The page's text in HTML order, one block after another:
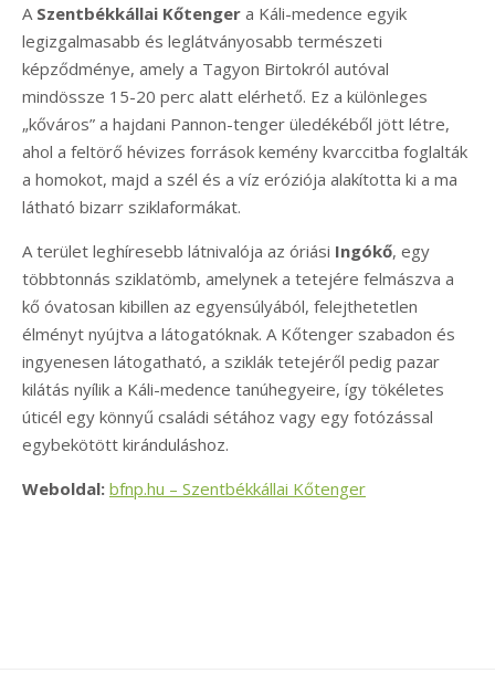
A Szentbékkállai Kőtenger a Káli-medence egyik
legizgalmasabb és leglátványosabb természeti
képződménye, amely a Tagyon Birtokról autóval
mindössze 15-20 perc alatt elérhető. Ez a különleges
„kőváros” a hajdani Pannon-tenger üledékéből jött létre,
ahol a feltörő hévizes források kemény kvarccitba foglalták
a homokot, majd a szél és a víz eróziója alakította ki a ma
látható bizarr sziklaformákat.
A terület leghíresebb látnivalója az óriási Ingókő, egy
többtonnás sziklatömb, amelynek a tetejére felmászva a
kő óvatosan kibillen az egyensúlyából, felejthetetlen
élményt nyújtva a látogatóknak. A Kőtenger szabadon és
ingyenesen látogatható, a sziklák tetejéről pedig pazar
kilátás nyílik a Káli-medence tanúhegyeire, így tökéletes
úticél egy könnyű családi sétához vagy egy fotózással
egybekötött kiránduláshoz.
Weboldal: bfnp.hu – Szentbékkállai Kőtenger